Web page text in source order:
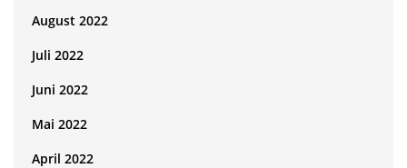
August 2022
Juli 2022
Juni 2022
Mai 2022
April 2022